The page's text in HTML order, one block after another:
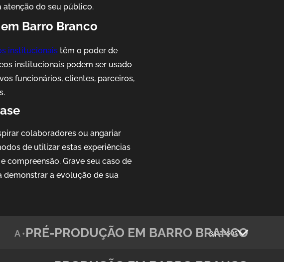
atenção do seu público.
Barro Branco
institucionaistêm o poder de
institucionais podem ser usado
funcionários, clientes, parceiros,
colaboradores ou angariar
de utilizar estas experiências
compreensão. Grave seu caso de
demonstrar a evolução de sua
A •PRÉ-PRODUÇÃO EM BARRO BRANCO
3 passos